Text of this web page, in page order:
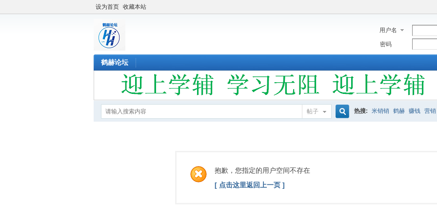
设为首页 收藏本站
用户名
密码
鹤赫论坛
帖子 热搜: 米销销 鹤赫 赚钱 营销
抱歉，您指定的用户空间不存在
[ 点击这里返回上一页 ]